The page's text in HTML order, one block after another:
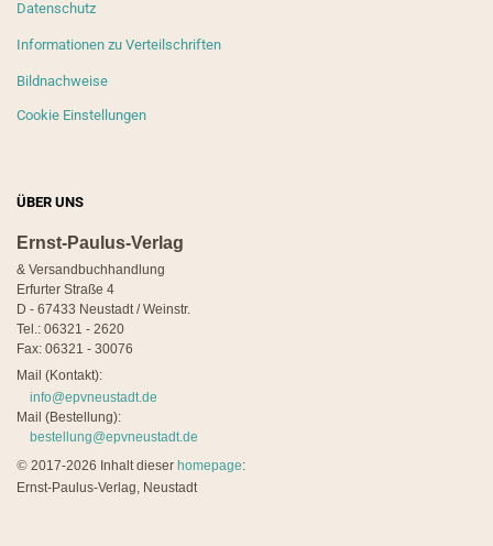
Datenschutz
Informationen zu Verteilschriften
Bildnachweise
Cookie Einstellungen
ÜBER UNS
Ernst-Paulus-Verlag
& Versandbuchhandlung
Erfurter Straße 4
D - 67433 Neustadt / Weinstr.
Tel.: 06321 - 2620
Fax: 06321 - 30076
Mail (Kontakt):
info@epvneustadt.de
Mail (Bestellung):
bestellung@epvneustadt.de
© 2017-2026 Inhalt dieser homepage:
Ernst-Paulus-Verlag, Neustadt